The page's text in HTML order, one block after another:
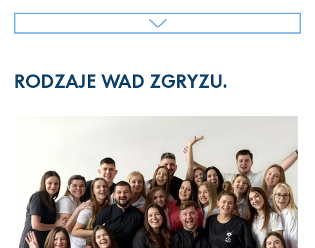
Tylko ortodonta może dokładnie określić poprawność zgryzu.
Ważne jest, aby wiedzieć, że niektóre objawy wad zgryzu są
lub wystająca górna warga, możliwa asymetria twarzy i
nieprawidłowe zamknięcie uzębienia ze sobą.
RODZAJE WAD ZGRYZU.